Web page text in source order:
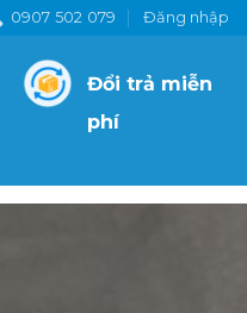
0907 502 079 Đăng nhập
Đổi trả miễn
phí